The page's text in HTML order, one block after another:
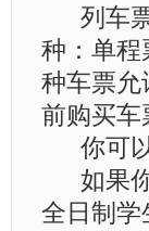
列车票
种：单程
种车票允
前购买车
你可以
如果你
全日制学